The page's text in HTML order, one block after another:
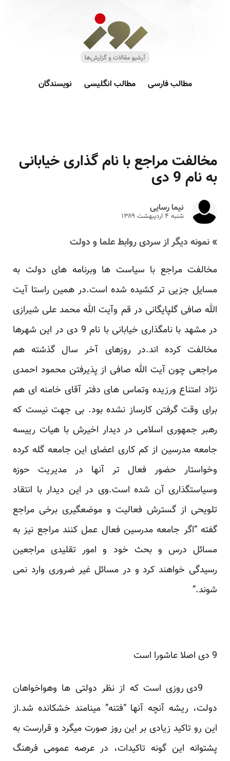
مطالب فارسی مطالب انگلیسی نویسندگان
مخالفت مراجع با نام گذاری خیابانی
به نام 9 دی
نیما رسایی
شنبه ۴ ارديبهشت ۱۳۸۹
» نمونه دیگر از سردی روابط علما و دولت
مخالفت مراجع با سیاست ها وبرنامه های دولت به
مسایل جزیی تر کشیده شده است.در همین راستا آیت
الله صافی گلپایگانی در قم وآیت الله محمد علی شیرازی
در مشهد با نامگذاری خیابانی با نام 9 دی در این شهرها
مخالفت کرده اند.در روزهای آخر سال گذشته هم
مراجعی چون آیت الله صافی از پذیرفتن محمود احمدی
نژاد امتناع ورزیده وتماس های دفتر آقای خامنه ای هم
برای وقت گرفتن کارساز نشده بود. بی جهت نیست که
رهبر جمهوری اسلامی در دیدار اخیرش با هیات رییسه
جامعه مدرسین از کم کاری اعضای این جامعه گله کرده
وخواستار حضور فعال تر آنها در مدیریت حوزه
وسیاستگذاری آن شده است.وی در این دیدار با انتقاد
تلویحی از گسترش فعالیت و موضعگیری برخی مراجع
گفته “اگر جامعه مدرسین فعال عمل کنند مراجع نیز به
مسائل درس و بحث خود و امور تقلیدی مراجعین
رسیدگی خواهند کرد و در مسائل غیر ضروری وارد نمی
شوند.”
9 دی اصلا عاشورا است
9دی روزی است که از نظر دولتی ها وهواخواهان
دولت، ریشه آنچه آنها “فتنه” مینامند خشکانده شد.از
این رو تاکید زیادی بر این روز صورت میگرد و قرارست به
پشتوانه این گونه تاکیدات، در عرصه عمومی فرهنگ